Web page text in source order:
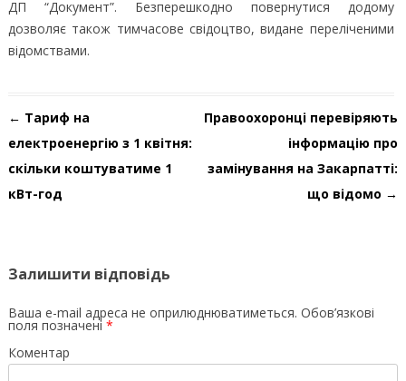
ДП “Документ”. Безперешкодно повернутися додому
дозволяє також тимчасове свідоцтво, видане переліченими
відомствами.
Навігація по запису
← Тариф на
електроенергію з 1 квітня:
скільки коштуватиме 1
кВт-год
Правоохоронці перевіряють
інформацію про
замінування на Закарпатті:
що відомо →
Залишити відповідь
Ваша e-mail адреса не оприлюднюватиметься. Обов’язкові
поля позначені *
Коментар